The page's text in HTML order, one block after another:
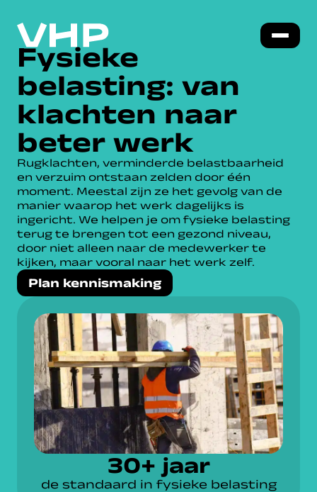
Fysieke
belasting: van
klachten naar
beter werk
Rugklachten, verminderde belastbaarheid
en verzuim ontstaan zelden door één
moment. Meestal zijn ze het gevolg van de
manier waarop het werk dagelijks is
ingericht. We helpen je om fysieke belasting
terug te brengen tot een gezond niveau,
door niet alleen naar de medewerker te
kijken, maar vooral naar het werk zelf.
Plan kennismaking
30+ jaar
de standaard in fysieke belasting